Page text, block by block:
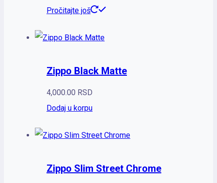
Pročitajte još
Zippo Black Matte
4,000.00 RSD
Dodaj u korpu
Zippo Slim Street Chrome